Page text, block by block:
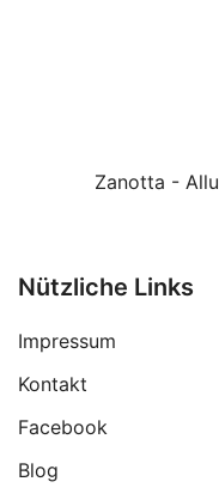
Zanotta -
Nützliche Links
Impressum
Kontakt
Facebook
Blog